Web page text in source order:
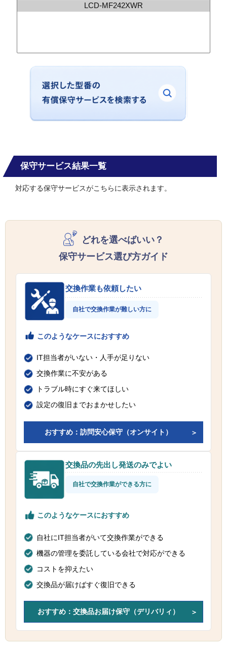
保守サービス結果一覧
対応する保守サービスがこちらに表示されます。
どれを選べばいい？
保守サービス選び方ガイド
交換作業も依頼したい
自社で交換作業が難しい方に
このようなケースにおすすめ
IT担当者がいない・人手が足りない
交換作業に不安がある
トラブル時にすぐ来てほしい
設定の復旧までおまかせしたい
おすすめ：訪問安心保守（オンサイト）
交換品の先出し発送のみでよい
自社で交換作業ができる方に
このようなケースにおすすめ
自社にIT担当者がいて交換作業ができる
機器の管理を委託している会社で対応ができる
コストを抑えたい
交換品が届けばすぐ復旧できる
おすすめ：交換品お届け保守（デリバリィ）